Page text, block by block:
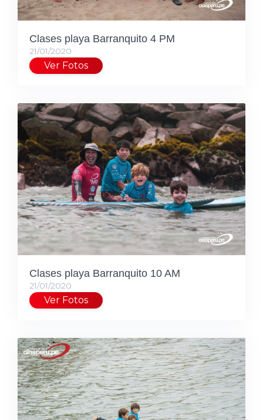
Clases playa Barranquito 4 PM
21/01/2020
Ver Fotos
Clases playa Barranquito 10 AM
21/01/2020
Ver Fotos